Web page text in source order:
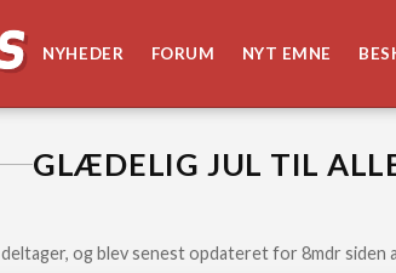
NYHEDER FORUM NYT EMNE
GLÆDELIG JUL TIL
deltager, og blev senest opdateret for 8mdr siden